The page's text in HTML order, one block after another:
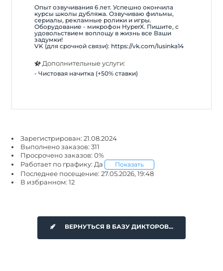
Опыт озвучивания 6 лет. Успешно окончила
курсы школы дубляжа. Озвучиваю фильмы,
сериалы, рекламные ролики и игры.
Оборудование - микрофон HyperX. Пишите, с
удовольствием воплощу в жизнь все Ваши
задумки!
VK (для срочной связи): https://vk.com/lusinka14
Дополнительные услуги:
- Чистовая начитка (+50% ставки)
Зарегистрирован: 21.08.2024
Выполнено заказов: 311
Просрочено заказов: 0%
Работает по графику: Да
Показать
Последнее посещение: 27.05.2026, 19:48
В избранном: 12
ВЕРНУТЬСЯ В БАЗУ ДИКТОРОВ...